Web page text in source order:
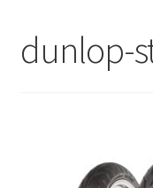
Rehvid info
dunlop-